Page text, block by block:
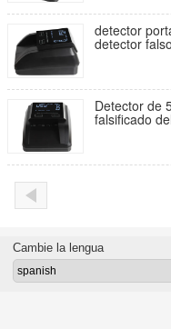
detector
detector
con el parte
Detector de
falsificado
Cambie la lengua